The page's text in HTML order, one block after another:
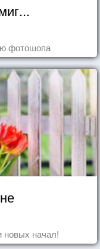
фотошопа
начал!